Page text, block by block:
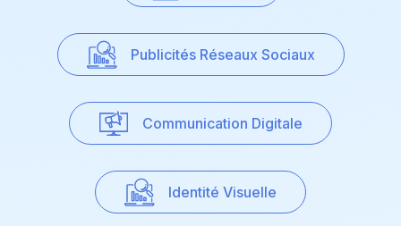
Publicités Réseaux Sociaux
Communication Digitale
Identité Visuelle